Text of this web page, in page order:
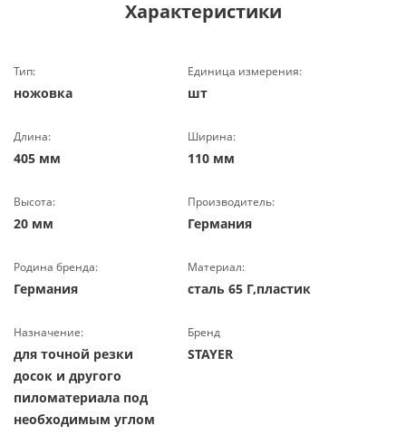
Характеристики
Тип:
ножовка
Единица измерения:
шт
Длина:
405 мм
Ширина:
110 мм
Высота:
20 мм
Производитель:
Германия
Родина бренда:
Германия
Материал:
сталь 65 Г,пластик
Назначение:
для точной резки
досок и другого
пиломатериала под
необходимым углом
Бренд
STAYER